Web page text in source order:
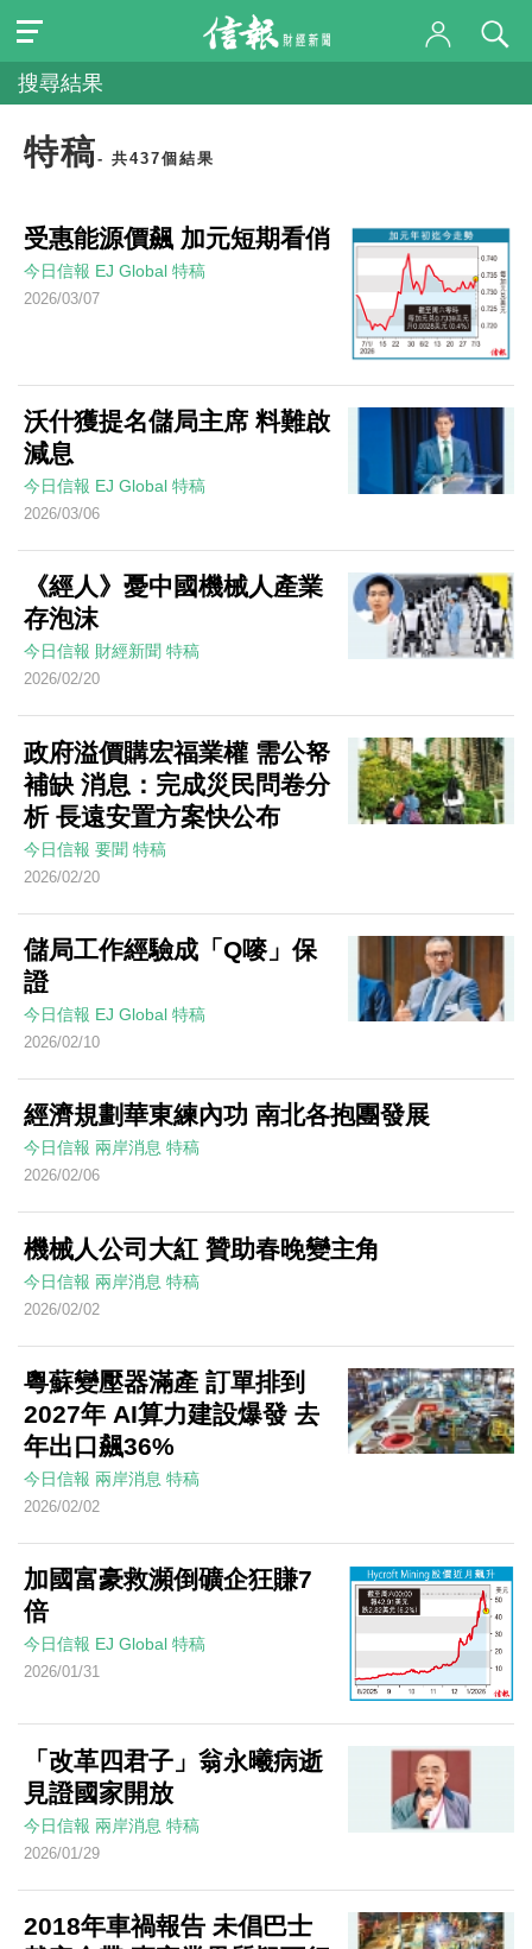
搜尋結果
特稿- 共437個結果
受惠能源價飆 加元短期看俏
今日信報 EJ Global 特稿
2026/03/07
沃什獲提名儲局主席 料難啟
減息
今日信報 EJ Global 特稿
2026/03/06
《經人》憂中國機械人產業
存泡沫
今日信報 財經新聞 特稿
2026/02/20
政府溢價購宏福業權 需公帑
補缺 消息：完成災民問卷分
析 長遠安置方案快公布
今日信報 要聞 特稿
2026/02/20
儲局工作經驗成「Q嘜」保
證
今日信報 EJ Global 特稿
2026/02/10
經濟規劃華東練內功 南北各抱團發展
今日信報 兩岸消息 特稿
2026/02/06
機械人公司大紅 贊助春晚變主角
今日信報 兩岸消息 特稿
2026/02/02
粵蘇變壓器滿產 訂單排到
2027年 AI算力建設爆發 去
年出口飆36%
今日信報 兩岸消息 特稿
2026/02/02
加國富豪救瀕倒礦企狂賺7
倍
今日信報 EJ Global 特稿
2026/01/31
「改革四君子」翁永曦病逝
見證國家開放
今日信報 兩岸消息 特稿
2026/01/29
2018年車禍報告 未倡巴士